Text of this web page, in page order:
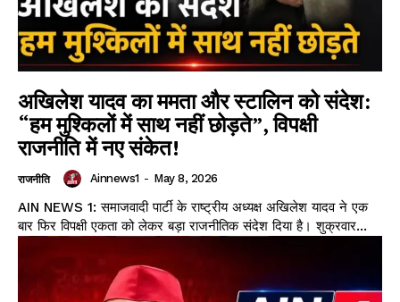
अखिलेश यादव का ममता और स्टालिन को संदेश:
“हम मुश्किलों में साथ नहीं छोड़ते”, विपक्षी
राजनीति में नए संकेत!
राजनीति Ainnews1 - May 8, 2026
AIN NEWS 1: समाजवादी पार्टी के राष्ट्रीय अध्यक्ष अखिलेश यादव ने एक
बार फिर विपक्षी एकता को लेकर बड़ा राजनीतिक संदेश दिया है। शुक्रवार...